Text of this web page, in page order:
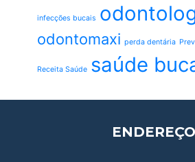
infecções bucais
odontomaxi perda dentária
Receita Saúde saúde
ENDEREÇO